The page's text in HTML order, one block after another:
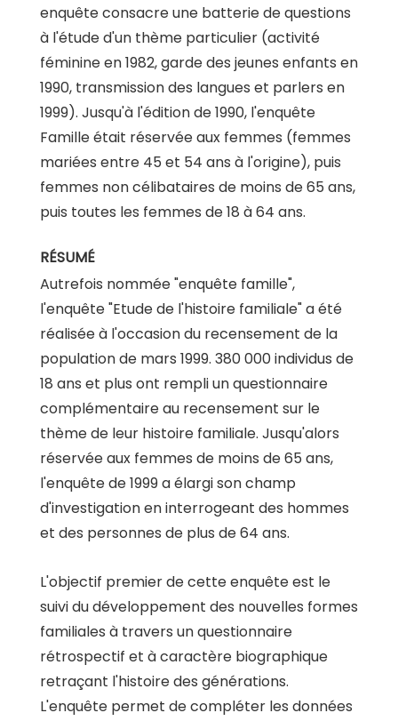
enquête consacre une batterie de questions
à l'étude d'un thème particulier (activité
féminine en 1982, garde des jeunes enfants en
1990, transmission des langues et parlers en
1999). Jusqu'à l'édition de 1990, l'enquête
Famille était réservée aux femmes (femmes
mariées entre 45 et 54 ans à l'origine), puis
femmes non célibataires de moins de 65 ans,
puis toutes les femmes de 18 à 64 ans.
RÉSUMÉ
Autrefois nommée "enquête famille",
l'enquête "Etude de l'histoire familiale" a été
réalisée à l'occasion du recensement de la
population de mars 1999. 380 000 individus de
18 ans et plus ont rempli un questionnaire
complémentaire au recensement sur le
thème de leur histoire familiale. Jusqu'alors
réservée aux femmes de moins de 65 ans,
l'enquête de 1999 a élargi son champ
d'investigation en interrogeant des hommes
et des personnes de plus de 64 ans.
L'objectif premier de cette enquête est le
suivi du développement des nouvelles formes
familiales à travers un questionnaire
rétrospectif et à caractère biographique
retraçant l'histoire des générations.
L'enquête permet de compléter les données